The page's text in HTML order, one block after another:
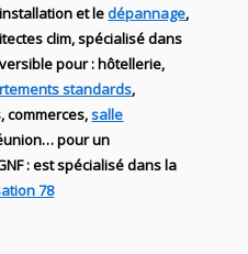
et ledépannage,
clim,spécialisé dans
pour : hôtellerie,
standards,
, commerces,salle
pour un
:estspécialisédans la
78